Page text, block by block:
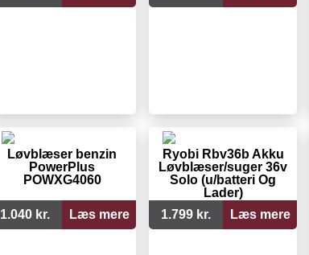
Løvblæser benzin
PowerPlus
POWXG4060
1.040 kr. Læs mere
Ryobi Rbv36b Akku
Løvblæser/suger 36v
Solo (u/batteri Og
Lader)
1.799 kr.
Læs mere